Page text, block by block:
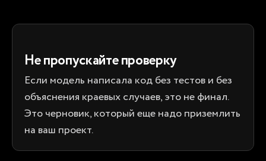
Не пропускайте проверку
Если модель написала код без тестов и без
объяснения краевых случаев, это не финал.
Это черновик, который еще надо приземлить
на ваш проект.